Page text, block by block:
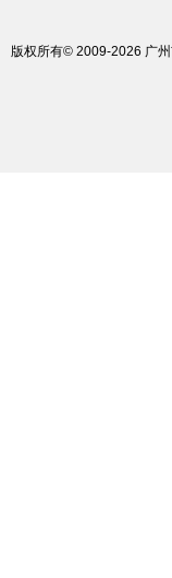
版权所有© 2009-2026 广